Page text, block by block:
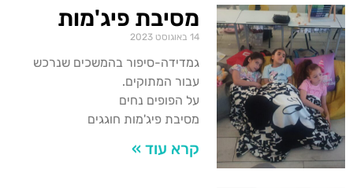
מסיבת פיג'מות
14 באוגוסט 2023
גמדידה-סיפור בהמשכים שנרכש
עבור המתוקים.
על הפופים נחים
מסיבת פיג'מות חוגגים
קרא עוד »